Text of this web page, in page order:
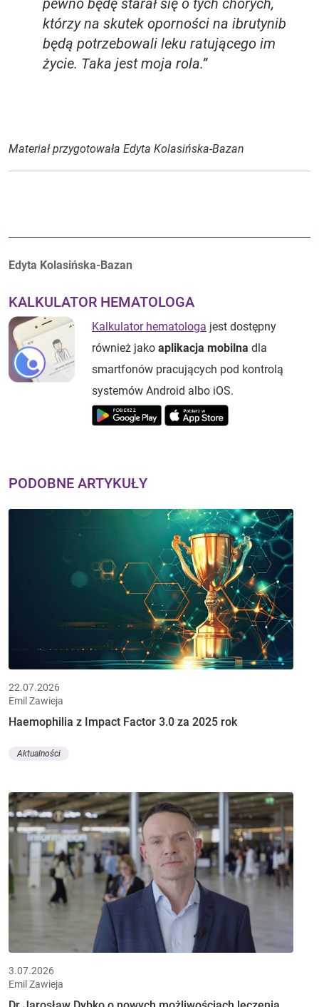
pewno będę starał się o tych chorych,
którzy na skutek oporności na ibrutynib
będą potrzebowali leku ratującego im
życie. Taka jest moja rola.”
Materiał przygotowała Edyta Kolasińska-Bazan
Autorzy:
Edyta Kolasińska-Bazan
KALKULATOR HEMATOLOGA
Kalkulator hematologa jest dostępny
również jako aplikacja mobilna dla
smartfonów pracujących pod kontrolą
systemów Android albo iOS.
PODOBNE ARTYKUŁY
22.07.2026
Emil Zawieja
Haemophilia z Impact Factor 3.0 za 2025 rok
Aktualności
3.07.2026
Emil Zawieja